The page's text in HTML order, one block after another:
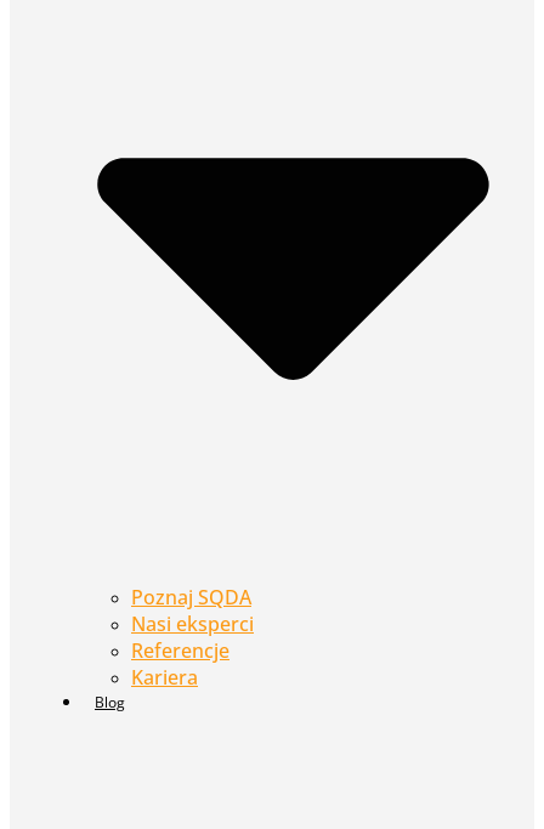
Poznaj SQDA
Nasi eksperci
Referencje
Kariera
Blog